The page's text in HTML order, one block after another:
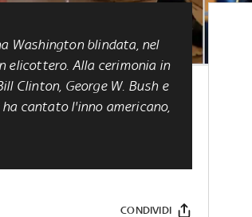
Washington blindata, nel
elicottero. Alla cerimonia in
Clinton, George W. Bush e
cantato l'inno americano,
CONDIVIDI